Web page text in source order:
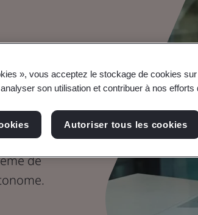
de
», vous acceptez le stockage de cookies
son utilisation et contribuer à nos efforts
Autoriser tous les cookies